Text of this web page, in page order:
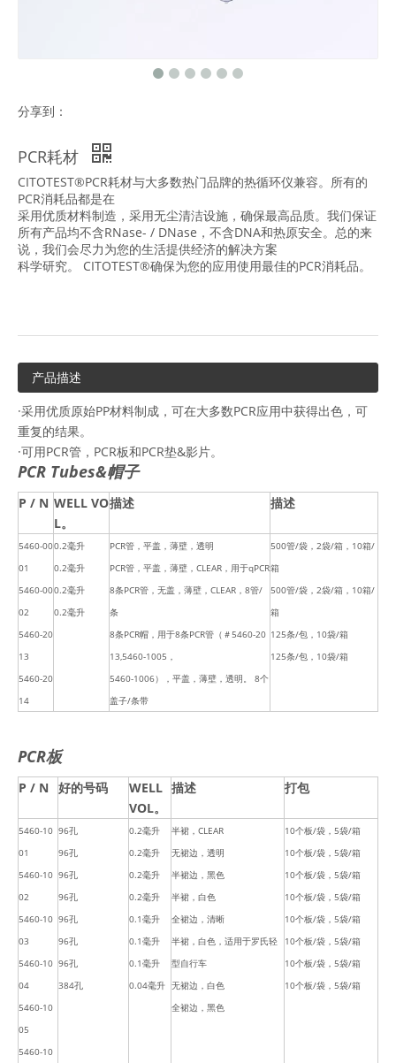
分享到：
PCR耗材
CITOTEST®PCR耗材与大多数热门品牌的热循环仪兼容。所有的
PCR消耗品都是在
采用优质材料制造，采用无尘清洁设施，确保最高品质。我们保证
所有产品均不含RNase- / DNase，不含DNA和热原安全。总的来
说，我们会尽力为您的生活提供经济的解决方案
科学研究。 CITOTEST®确保为您的应用使用最佳的PCR消耗品。
产品描述
·采用优质原始PP材料制成，可在大多数PCR应用中获得出色，可
重复的结果。
·可用PCR管，PCR板和PCR垫&影片。
PCR Tubes&帽子
P / N WELL VO
L。
描述 描述
5460-00
01
5460-00
02
5460-20
13
5460-20
14
0.2毫升
0.2毫升
0.2毫升
0.2毫升
PCR管，平盖，薄壁，透明
PCR管，平盖，薄壁，CLEAR，用于qPCR
8条PCR管，无盖，薄壁，CLEAR，8管/
条
8条PCR帽，用于8条PCR管（＃5460-20
13,5460-1005，
5460-1006），平盖，薄壁，透明。 8个
盖子/条带
500管/袋，2袋/箱，10箱/
箱
500管/袋，2袋/箱，10箱/
箱
125条/包，10袋/箱
125条/包，10袋/箱
PCR板
P / N 好的号码
WELL
VOL。
描述 打包
5460-10
01
5460-10
02
5460-10
03
5460-10
04
5460-10
05
5460-10
96孔
96孔
96孔
96孔
96孔
96孔
96孔
384孔
0.2毫升
0.2毫升
0.2毫升
0.2毫升
0.1毫升
0.1毫升
0.1毫升
0.04毫升
半裙，CLEAR
无裙边，透明
半裙边，黑色
半裙，白色
全裙边，清晰
半裙，白色，适用于罗氏轻
型自行车
无裙边，白色
全裙边，黑色
10个板/袋，5袋/箱
10个板/袋，5袋/箱
10个板/袋，5袋/箱
10个板/袋，5袋/箱
10个板/袋，5袋/箱
10个板/袋，5袋/箱
10个板/袋，5袋/箱
10个板/袋，5袋/箱